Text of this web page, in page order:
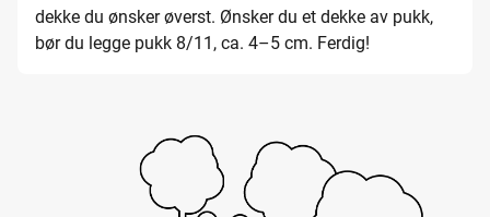
dekke du ønsker øverst. Ønsker du et dekke av pukk,
bør du legge pukk 8/11, ca. 4–5 cm. Ferdig!